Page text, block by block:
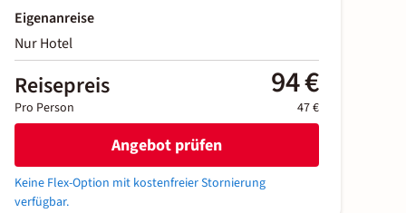
Eigenanreise
Nur Hotel
Reisepreis 94 €
Pro Person 47 €
Angebot prüfen
Keine Flex-Option mit kostenfreier Stornierung
verfügbar.